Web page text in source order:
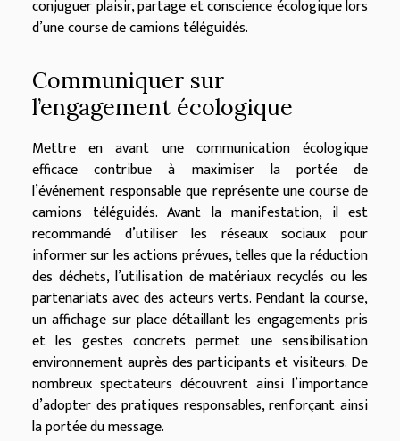
conjuguer plaisir, partage et conscience écologique lors
d’une course de camions téléguidés.
Communiquer sur
l’engagement écologique
Mettre en avant une communication écologique
efficace contribue à maximiser la portée de
l’événement responsable que représente une course de
camions téléguidés. Avant la manifestation, il est
recommandé d’utiliser les réseaux sociaux pour
informer sur les actions prévues, telles que la réduction
des déchets, l’utilisation de matériaux recyclés ou les
partenariats avec des acteurs verts. Pendant la course,
un affichage sur place détaillant les engagements pris
et les gestes concrets permet une sensibilisation
environnement auprès des participants et visiteurs. De
nombreux spectateurs découvrent ainsi l’importance
d’adopter des pratiques responsables, renforçant ainsi
la portée du message.